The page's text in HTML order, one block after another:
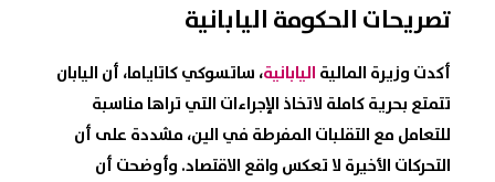
تصريحات الحكومة اليابانية
أكدت وزيرة المالية اليابانية، ساتسوكي كاتاياما، أن اليابان
تتمتع بحرية كاملة لاتخاذ الإجراءات التي تراها مناسبة
للتعامل مع التقلبات المفرطة في الين، مشددة على أن
التحركات الأخيرة لا تعكس واقع الاقتصاد. وأوضحت أن